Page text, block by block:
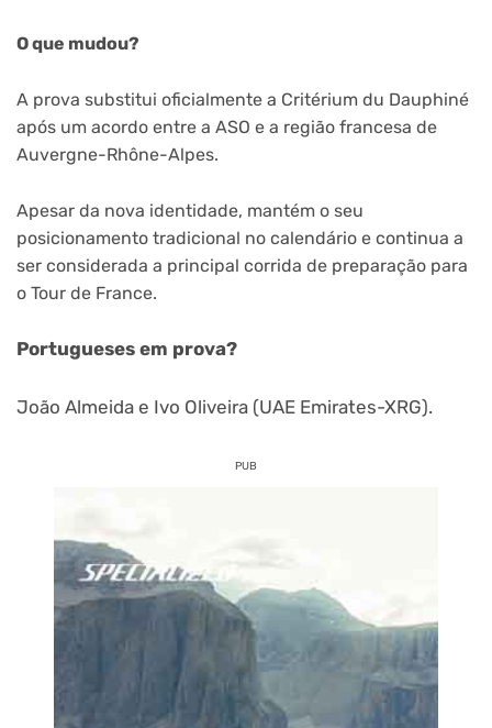
O que mudou?
A prova substitui oficialmente a Critérium du Dauphiné
após um acordo entre a ASO e a região francesa de
Auvergne-Rhône-Alpes.
Apesar da nova identidade, mantém o seu
posicionamento tradicional no calendário e continua a
ser considerada a principal corrida de preparação para
o Tour de France.
Portugueses em prova?
João Almeida e Ivo Oliveira (UAE Emirates-XRG).
PUB